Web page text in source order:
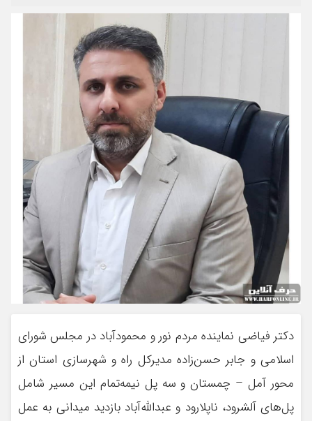
دکتر فیاضی نماینده مردم نور و محمودآباد در مجلس شورای
اسلامی و جابر حسن‌زاده مدیرکل راه و شهرسازی استان از
محور آمل – چمستان و سه پل نیمه‌تمام این مسیر شامل
پل‌های آلشرود، ناپلارود و عبدالله‌آباد بازدید میدانی به عمل